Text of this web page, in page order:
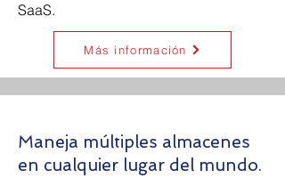
SaaS.
Más información
Maneja múltiples almacenes
en cualquier lugar del mundo.